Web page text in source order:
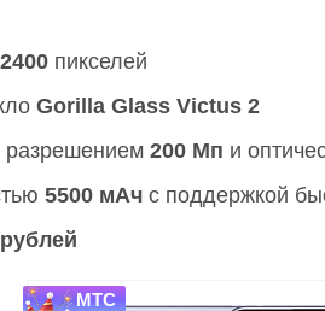
пикселей
Gorilla Glass Victus 2
разрешением 200 Мп и
5500 мАч с поддержкой
МТС